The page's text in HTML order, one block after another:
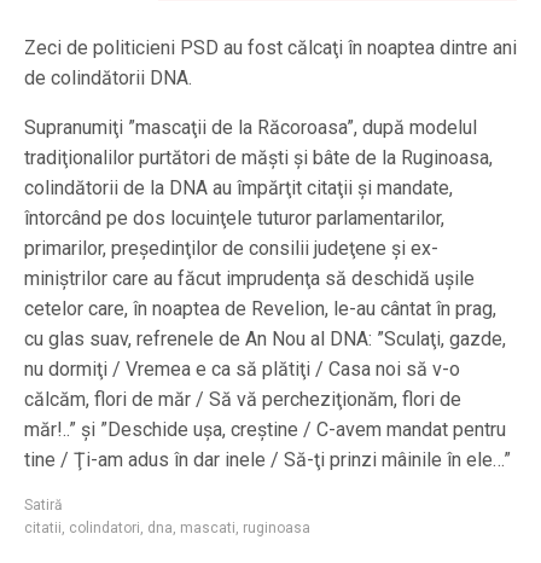
Zeci de politicieni PSD au fost călcaţi în noaptea dintre ani
de colindătorii DNA.
Supranumiţi ”mascaţii de la Răcoroasa”, după modelul
tradiţionalilor purtători de măşti şi bâte de la Ruginoasa,
colindătorii de la DNA au împărţit citaţii şi mandate,
întorcând pe dos locuinţele tuturor parlamentarilor,
primarilor, preşedinţilor de consilii judeţene şi ex-
miniştrilor care au făcut imprudenţa să deschidă uşile
cetelor care, în noaptea de Revelion, le-au cântat în prag,
cu glas suav, refrenele de An Nou al DNA: ”Sculaţi, gazde,
nu dormiţi / Vremea e ca să plătiţi / Casa noi să v-o
călcăm, flori de măr / Să vă percheziţionăm, flori de
măr!..” şi ”Deschide uşa, creştine / C-avem mandat pentru
tine / Ţi-am adus în dar inele / Să-ţi prinzi mâinile în ele…”
Satiră
citatii, colindatori, dna, mascati, ruginoasa